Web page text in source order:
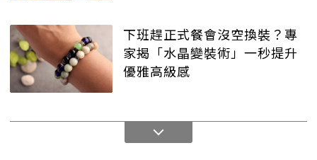
下班趕正式餐會沒空換裝？專
家揭「水晶變裝術」一秒提升
優雅高級感